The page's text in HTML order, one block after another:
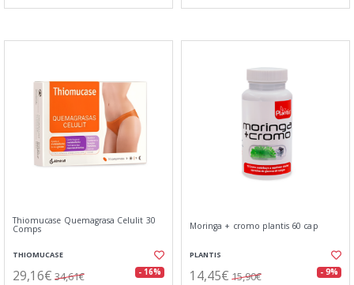
Thiomucase Quemagrasa Celulit 30
Comps
THIOMUCASE
29,16€ 34,61€ - 16%
Moringa + cromo plantis 60 cap
PLANTIS
14,45€ 15,90€ - 9%